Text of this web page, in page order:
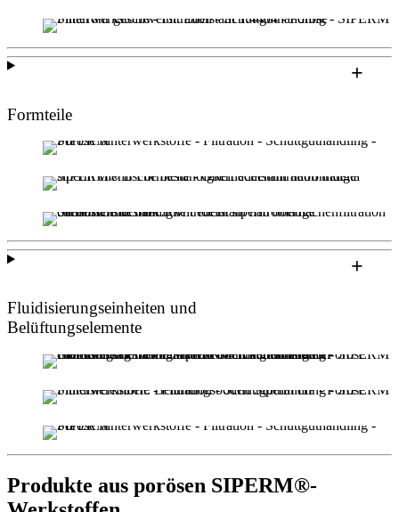
Formteile
Fluidisierungseinheiten und
Belüftungselemente
Produkte aus porösen SIPERM®-